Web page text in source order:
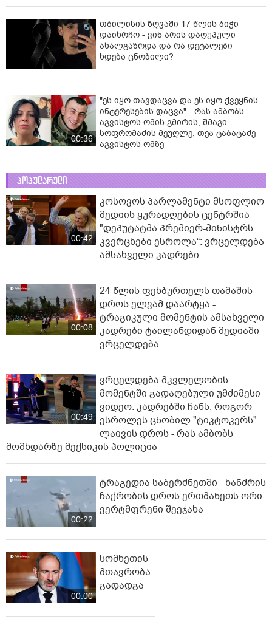
თბილისის ზღვაში 17 წლის ბიჭი
დაიხრჩო - ვინ არის დაღუპული
ახალგაზრდა და რა დეტალები
ხდება ცნობილი?
00:36
"ეს იყო თავდაცვა და ეს იყო ქვეყნის
ინტერესების დაცვა" - რას ამბობს
აგვისტოს ომის გმირის, შმაგი
სოფრომაძის მეუღლე, თეა ტაბატაძე
აგვისტოს ომზე
პოპულარული
00:42
კოსოვოს პარლამენტი მსოფლიო
მედიის ყურადღების ცენტრშია -
"დეპუტატმა პრემიერ-მინისტრს
კვერცხები ესროლა“: ვრცელდება
ამსახველი კადრები
00:08
24 წლის ფეხბურთელს თამაშის
დროს ელვამ დაარტყა -
ტრაგიკული მომენტის ამსახველი
კადრები ტაილანდიდან მედიაში
ვრცელდება
00:49
ვრცელდება მკვლელობის
მომენტში გადაღებული უმძიმესი
ვიდეო: კადრებში ჩანს, როგორ
ესროლეს ცნობილ "ტიკტოკერს"
ლაივის დროს - რას ამბობს
მომხდარზე მექსიკის პოლიცია
00:22
ტრაგედია საბერძნეთში - ხანძრის
ჩაქრობის დროს ერთმანეთს ორი
ვერტმფრენი შეეჯახა
00:00
სომხეთის
მთავრობა
გადადგა